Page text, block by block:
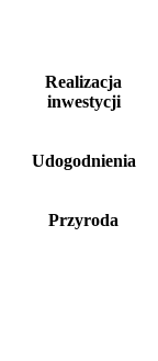
Realizacja
inwestycji
Udogodnienia
Przyroda